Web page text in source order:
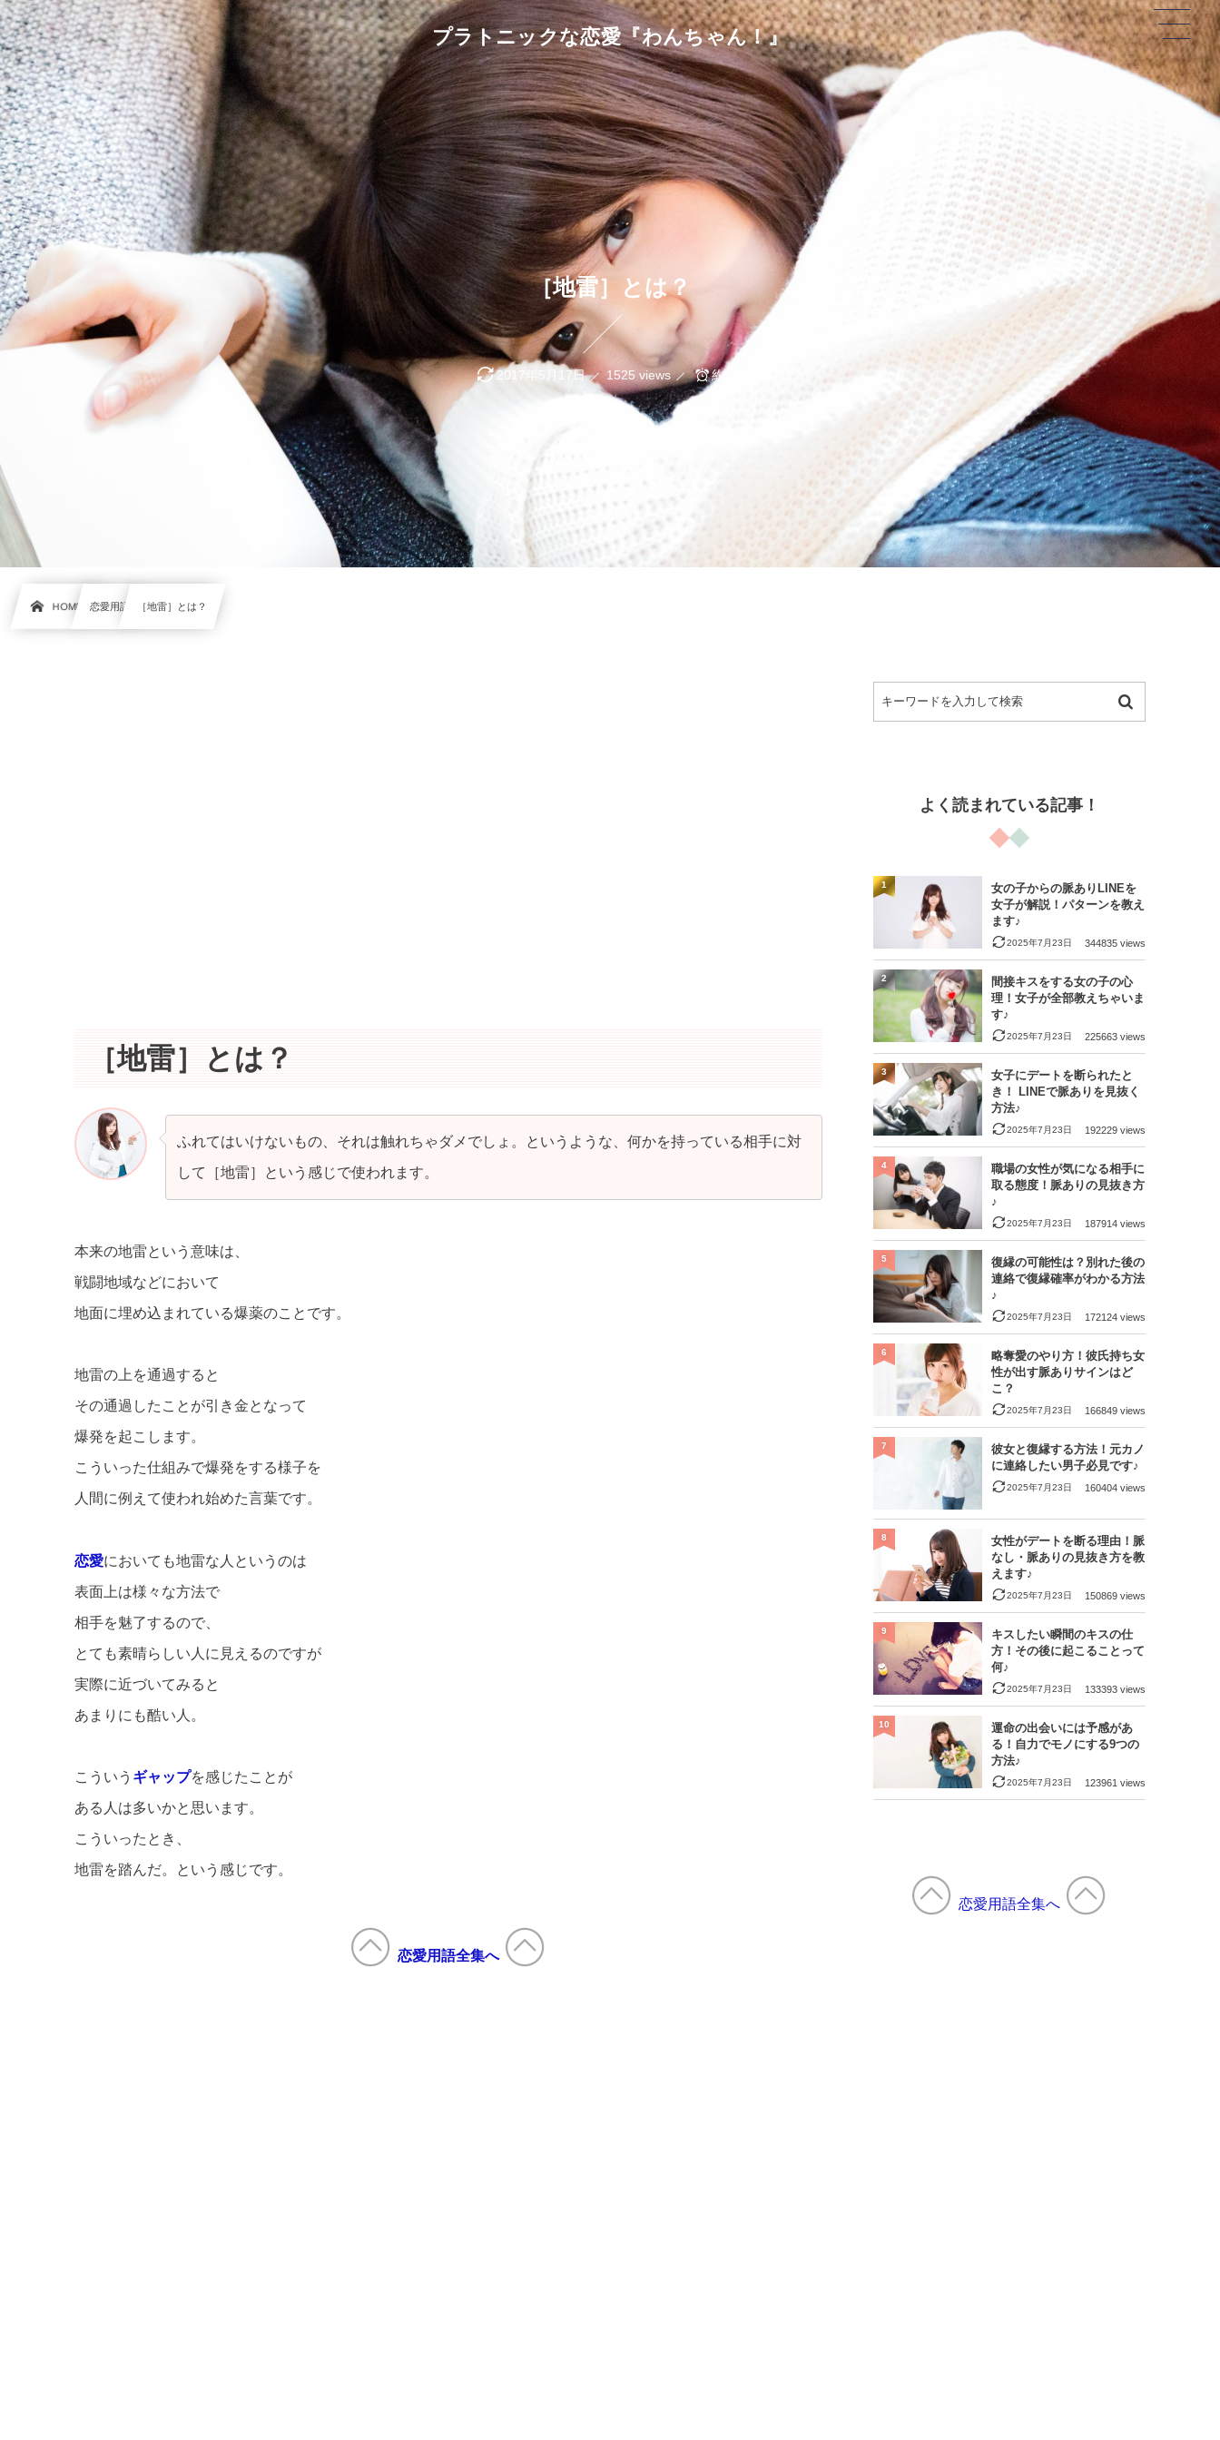
プラトニックな恋愛『わんちゃん！』
［地雷］とは？
2017年5月17日 1525 views 約2分
HOME 恋愛用語 ［地雷］とは？
［地雷］とは？
ふれてはいけないもの、それは触れちゃダメでしょ。というような、何かを持っている相手に対
して［地雷］という感じで使われます。
本来の地雷という意味は、
戦闘地域などにおいて
地面に埋め込まれている爆薬のことです。
地雷の上を通過すると
その通過したことが引き金となって
爆発を起こします。
こういった仕組みで爆発をする様子を
人間に例えて使われ始めた言葉です。
恋愛においても地雷な人というのは
表面上は様々な方法で
相手を魅了するので、
とても素晴らしい人に見えるのですが
実際に近づいてみると
あまりにも酷い人。
こういう ギャップを感じたことが
ある人は多いかと思います。
こういったとき、
地雷を踏んだ。という感じです。
恋愛用語全集へ
よく読まれている記事！
女の子からの脈ありLINEを
女子が解説！パターンを教え
ます♪
2025年7月23日 344835 views
1
間接キスをする女の子の心
理！女子が全部教えちゃいま
す♪
2025年7月23日 225663 views
2
女子にデートを断られたと
き！ LINEで脈ありを見抜く
方法♪
2025年7月23日 192229 views
3
職場の女性が気になる相手に
取る態度！脈ありの見抜き方
♪
2025年7月23日 187914 views
4
復縁の可能性は？別れた後の
連絡で復縁確率がわかる方法
♪
2025年7月23日 172124 views
5
略奪愛のやり方！彼氏持ち女
性が出す脈ありサインはど
こ？
2025年7月23日 166849 views
6
彼女と復縁する方法！元カノ
に連絡したい男子必見です♪
2025年7月23日 160404 views
7
女性がデートを断る理由！脈
なし・脈ありの見抜き方を教
えます♪
2025年7月23日 150869 views
8
キスしたい瞬間のキスの仕
方！その後に起こることって
何♪
2025年7月23日 133393 views
9
運命の出会いには予感があ
る！自力でモノにする9つの
方法♪
2025年7月23日 123961 views
10
恋愛用語全集へ